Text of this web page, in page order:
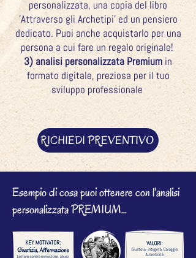
personalizzata, una copia del libro
'Attraverso gli Archetipi' ed un pensiero
dedicato. Puoi anche acquistarlo per una
persona a cui fare un regalo originale!
3) analisi personalizzata Premium in
formato digitale, preziosa per il tuo
sviluppo professionale
RICHIEDI PREVENTIVO
Esempio di cosa puoi ottenere con l'analisi
personalizzata PREMIUM...